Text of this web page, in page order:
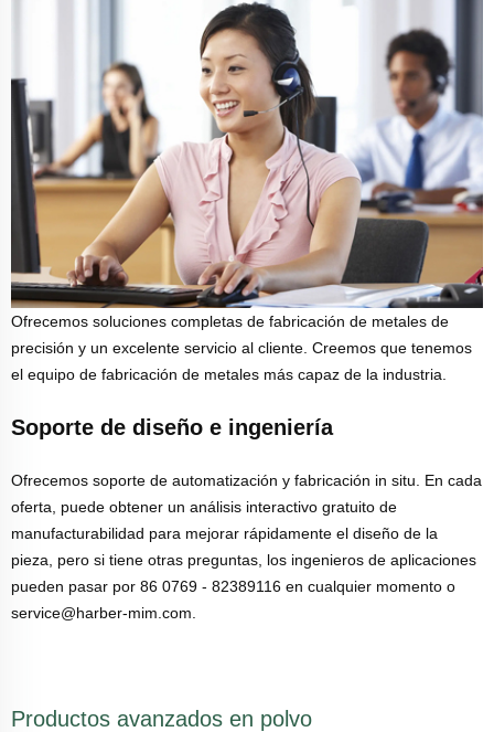
Ofrecemos soluciones completas de fabricación de metales de
precisión y un excelente servicio al cliente. Creemos que tenemos
el equipo de fabricación de metales más capaz de la industria.
Soporte de diseño e ingeniería
Ofrecemos soporte de automatización y fabricación in situ. En cada
oferta, puede obtener un análisis interactivo gratuito de
manufacturabilidad para mejorar rápidamente el diseño de la
pieza, pero si tiene otras preguntas, los ingenieros de aplicaciones
pueden pasar por 86 0769 - 82389116 en cualquier momento o
service@harber-mim.com.
Productos avanzados en polvo